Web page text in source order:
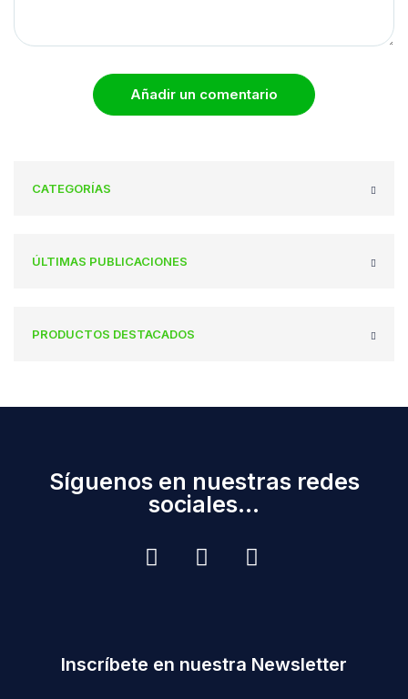
Añadir un comentario
CATEGORÍAS
ÚLTIMAS PUBLICACIONES
PRODUCTOS DESTACADOS
Síguenos en nuestras redes
sociales...
Inscríbete en nuestra Newsletter